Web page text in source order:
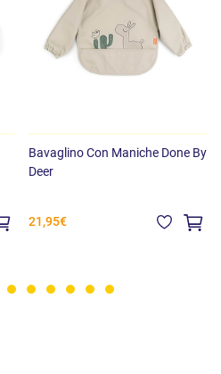
Bavaglino Con Maniche Done By
Deer
21,95€